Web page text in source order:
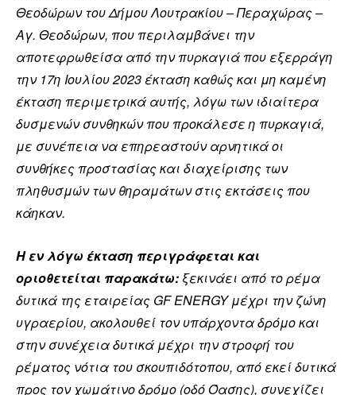
Θεοδώρων του Δήμου Λουτρακίου – Περαχώρας –
Αγ. Θεοδώρων, που περιλαμβάνει την
αποτεφρωθείσα από την πυρκαγιά που εξερράγη
την 17η Ιουλίου 2023 έκταση καθώς και μη καμένη
έκταση περιμετρικά αυτής, λόγω των ιδιαίτερα
δυσμενών συνθηκών που προκάλεσε η πυρκαγιά,
με συνέπεια να επηρεαστούν αρνητικά οι
συνθήκες προστασίας και διαχείρισης των
πληθυσμών των θηραμάτων στις εκτάσεις που
κάηκαν.
Η εν λόγω έκταση περιγράφεται και
οριοθετείται παρακάτω: ξεκινάει από το ρέμα
δυτικά της εταιρείας GF ENERGY μέχρι την ζώνη
υγραερίου, ακολουθεί τον υπάρχοντα δρόμο και
στην συνέχεια δυτικά μέχρι την στροφή του
ρέματος νότια του σκουπιδότοπου, από εκεί δυτικά
προς τον χωμάτινο δρόμο (οδό Όασης), συνεχίζει